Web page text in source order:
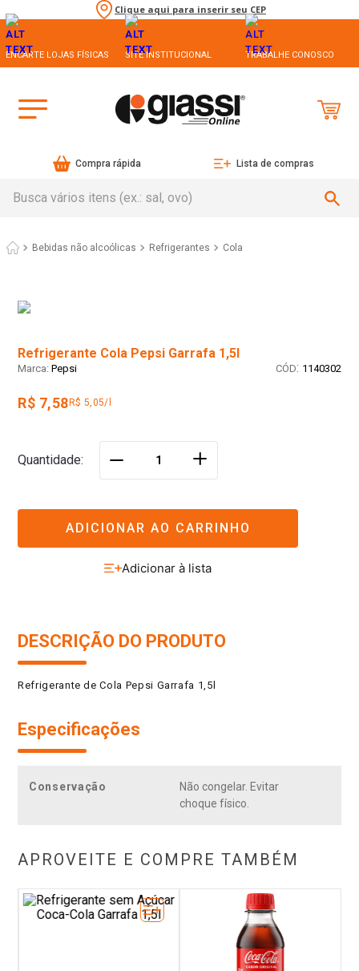
Clique aqui para inserir seu CEP
ENCARTE LOJAS FÍSICAS SITE INSTITUCIONAL TRABALHE CONOSCO
Compra rápida Lista de compras
Bebidas não alcoólicas Refrigerantes Cola
Refrigerante Cola Pepsi Garrafa 1,5l
Pepsi : 1140302
R$ 7,58 R$ 5,05/l
Quantidade ＋
ADICIONAR AO CARRINHO
DESCRIÇÃO DO PRODUTO
Refrigerante de Cola Pepsi Garrafa 1,5l
Especificações
Conservação
Não congelar. Evitar
choque físico.
APROVEITE E COMPRE TAMBÉM